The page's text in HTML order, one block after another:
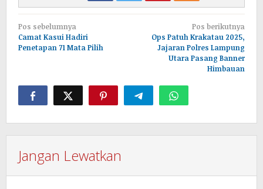
Navigasi
pos
Pos sebelumnya
Camat Kasui Hadiri
Penetapan 71 Mata Pilih
Pos berikutnya
Ops Patuh Krakatau 2025,
Jajaran Polres Lampung
Utara Pasang Banner
Himbauan
Jangan Lewatkan